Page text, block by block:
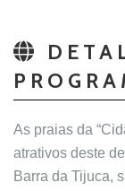
As praias da
atrativos deste
Barra da Tijuca,